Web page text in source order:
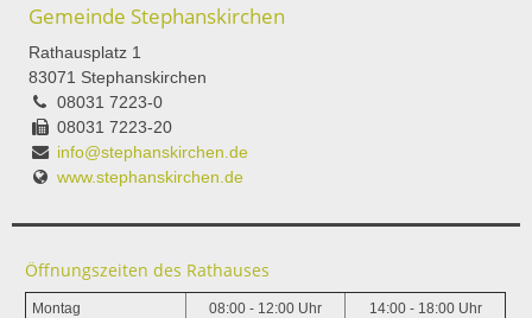
Gemeinde Stephanskirchen
Rathausplatz 1
83071 Stephanskirchen
08031 7223-0
08031 7223-20
info@stephanskirchen.de
www.stephanskirchen.de
Öffnungszeiten des Rathauses
Montag 08:00 - 12:00 Uhr 14:00 - 18:00 Uhr